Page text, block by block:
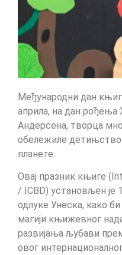
Mеђународни дан
априла, на дан рођења
Андерсена, творца
обележиле
планете.
Овај празник књиге
/ ICBD) установљен је
одлуке Унеска, како
магији књижевног
развијања љубави
овог